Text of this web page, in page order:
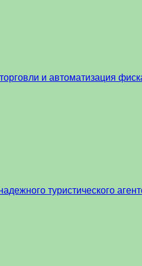
и автоматизация
туристического